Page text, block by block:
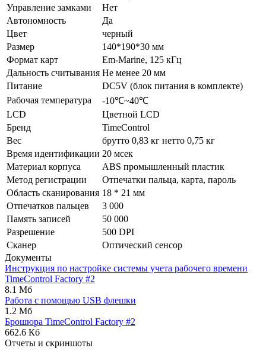
Управление замками
Нет
Автономность
Да
Цвет
черный
Размер
140*190*30 мм
Формат карт
Em-Marine, 125 кГц
Дальность считывания Не менее 20 мм
Питание
DC5V (блок питания в комплекте)
Рабочая температура
-10℃~40℃
LCD
Цветной LCD
Бренд
TimeControl
Вес
брутто 0,83 кг нетто 0,75 кг
Время идентификации 20 мсек
Материал корпуса
ABS промышленный пластик
Метод регистрации
Отпечатки пальца, карта, пароль
Область сканирования 18 * 21 мм
Отпечатков пальцев
3 000
Память записей
50 000
Разрешение
500 DPI
Сканер
Оптический сенсор
Документы
Инструкция по настройке системы учета рабочего времени
TimeControl Factory #2
8.1 Мб
Работа с помощью USB флешки
1.2 Мб
Брошюра TimeControl Factory #2
662.6 Кб
Отчеты и скриншоты